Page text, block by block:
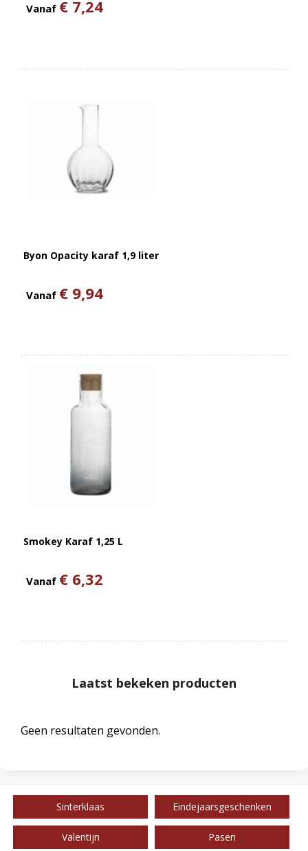
Vanaf € 7,24
Byon Opacity karaf 1,9 liter
Vanaf € 9,94
Smokey Karaf 1,25 L
Vanaf € 6,32
Laatst bekeken producten
Geen resultaten gevonden.
Sinterklaas Eindejaarsgeschenken
Valentijn Pasen